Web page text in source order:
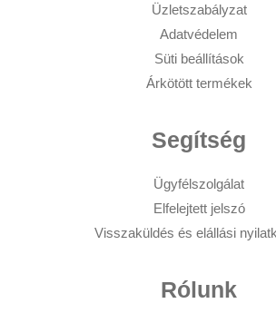
Üzletszabályzat
Adatvédelem
Süti beállítások
Árkötött termékek
Segítség
Ügyfélszolgálat
Elfelejtett jelszó
Visszaküldés és elállási
Rólunk